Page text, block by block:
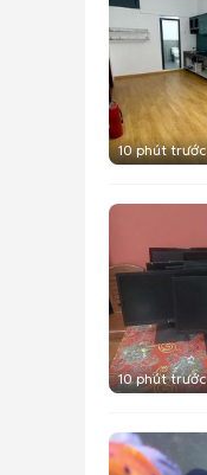
10 phút trước
10 phút trước